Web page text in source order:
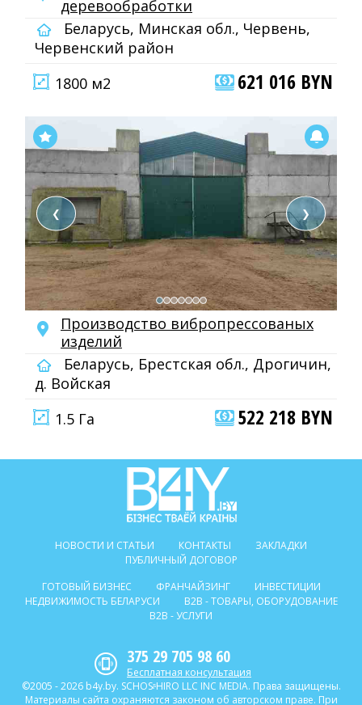
деревообработки
Беларусь, Минская обл., Червень,
Червенский район
1800 м2
621 016 BYN
❮ ❯
Производство вибропрессованых
изделий
Беларусь, Брестская обл., Дрогичин,
д. Войская
1.5 Га
522 218 BYN
НОВОСТИ И СТАТЬИ КОНТАКТЫ
ЗАКЛАДКИ
ПУБЛИЧНЫЙ ДОГОВОР
ГОТОВЫЙ БИЗНЕС
ФРАНЧАЙЗИНГ
ИНВЕСТИЦИИ
НЕДВИЖИМОСТЬ БЕЛАРУСИ
B2B - ТОВАРЫ, ОБОРУДОВАНИЕ
B2B - УСЛУГИ
375 29 705 98 60
Бесплатная консультация
©2005 - 2026 b4y.by. SCHOSᶳHIRO LLC INC MEDIA. Права защищены.
Материалы сайта охраняются законом об авторском праве. При